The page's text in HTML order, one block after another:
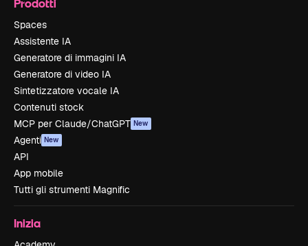
Prodotti
Spaces
Assistente IA
Generatore di immagini IA
Generatore di video IA
Sintetizzatore vocale IA
Contenuti stock
MCP per Claude/ChatGPT New
Agenti New
API
App mobile
Tutti gli strumenti Magnific
Inizia